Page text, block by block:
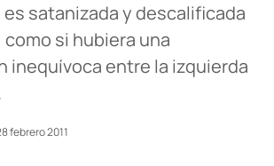
satanizada y descalificada
si hubiera una
inequívoca entre la izquierda
febrero 2011